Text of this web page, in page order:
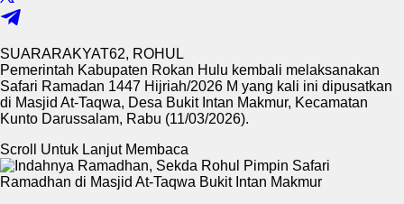
SUARARAKYAT62, ROHUL
Pemerintah Kabupaten Rokan Hulu kembali melaksanakan
Safari Ramadan 1447 Hijriah/2026 M yang kali ini dipusatkan
di Masjid At-Taqwa, Desa Bukit Intan Makmur, Kecamatan
Kunto Darussalam, Rabu (11/03/2026).
Scroll Untuk Lanjut Membaca